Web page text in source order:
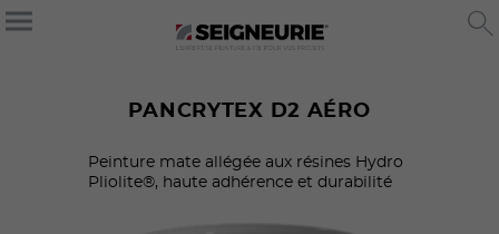
PANCRYTEX D2 AÉRO
Peinture mate allégée aux résines Hydro
Pliolite®, haute adhérence et durabilité